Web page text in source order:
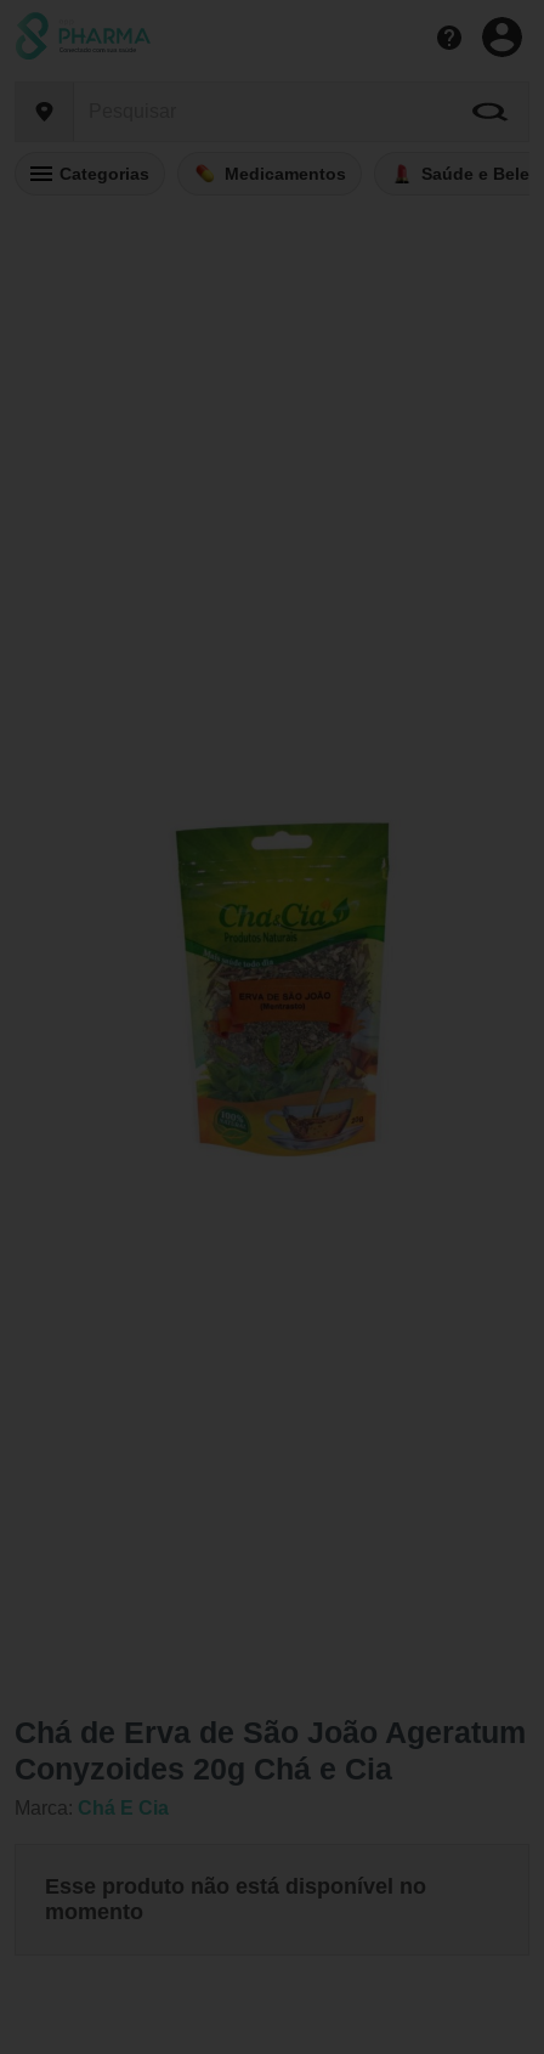
Categorias Medicamentos Saúde e
Chá de Erva de São João Ageratum
Conyzoides 20g Chá e Cia
Marca: Chá E Cia
Esse produto não está disponível no
momento